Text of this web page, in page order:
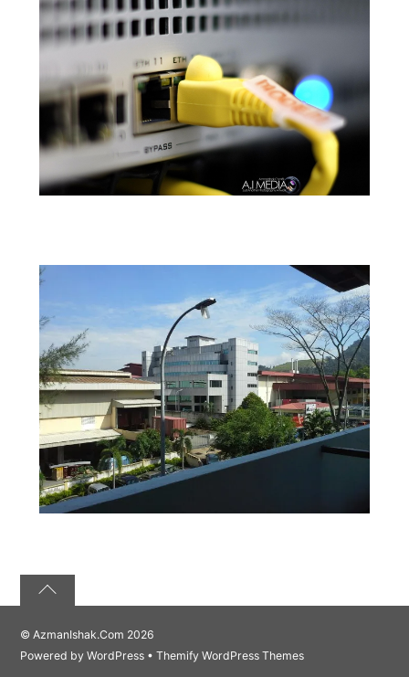
©AzmanIshak.Com 2026
Powered byWordPress •Themify WordPress Themes